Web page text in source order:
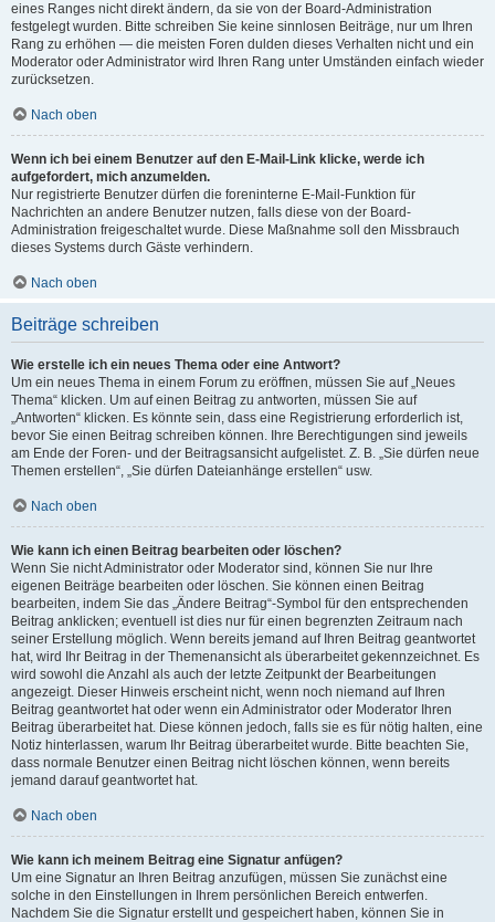
eines Ranges nicht direkt ändern, da sie von der Board-Administration
festgelegt wurden. Bitte schreiben Sie keine sinnlosen Beiträge, nur um Ihren
Rang zu erhöhen — die meisten Foren dulden dieses Verhalten nicht und ein
Moderator oder Administrator wird Ihren Rang unter Umständen einfach wieder
zurücksetzen.
Nach oben
Wenn ich bei einem Benutzer auf den E-Mail-Link klicke, werde ich
aufgefordert, mich anzumelden.
Nur registrierte Benutzer dürfen die foreninterne E-Mail-Funktion für
Nachrichten an andere Benutzer nutzen, falls diese von der Board-
Administration freigeschaltet wurde. Diese Maßnahme soll den Missbrauch
dieses Systems durch Gäste verhindern.
Nach oben
Beiträge schreiben
Wie erstelle ich ein neues Thema oder eine Antwort?
Um ein neues Thema in einem Forum zu eröffnen, müssen Sie auf „Neues
Thema“ klicken. Um auf einen Beitrag zu antworten, müssen Sie auf
„Antworten“ klicken. Es könnte sein, dass eine Registrierung erforderlich ist,
bevor Sie einen Beitrag schreiben können. Ihre Berechtigungen sind jeweils
am Ende der Foren- und der Beitragsansicht aufgelistet. Z. B. „Sie dürfen neue
Themen erstellen“, „Sie dürfen Dateianhänge erstellen“ usw.
Nach oben
Wie kann ich einen Beitrag bearbeiten oder löschen?
Wenn Sie nicht Administrator oder Moderator sind, können Sie nur Ihre
eigenen Beiträge bearbeiten oder löschen. Sie können einen Beitrag
bearbeiten, indem Sie das „Ändere Beitrag“-Symbol für den entsprechenden
Beitrag anklicken; eventuell ist dies nur für einen begrenzten Zeitraum nach
seiner Erstellung möglich. Wenn bereits jemand auf Ihren Beitrag geantwortet
hat, wird Ihr Beitrag in der Themenansicht als überarbeitet gekennzeichnet. Es
wird sowohl die Anzahl als auch der letzte Zeitpunkt der Bearbeitungen
angezeigt. Dieser Hinweis erscheint nicht, wenn noch niemand auf Ihren
Beitrag geantwortet hat oder wenn ein Administrator oder Moderator Ihren
Beitrag überarbeitet hat. Diese können jedoch, falls sie es für nötig halten, eine
Notiz hinterlassen, warum Ihr Beitrag überarbeitet wurde. Bitte beachten Sie,
dass normale Benutzer einen Beitrag nicht löschen können, wenn bereits
jemand darauf geantwortet hat.
Nach oben
Wie kann ich meinem Beitrag eine Signatur anfügen?
Um eine Signatur an Ihren Beitrag anzufügen, müssen Sie zunächst eine
solche in den Einstellungen in Ihrem persönlichen Bereich entwerfen.
Nachdem Sie die Signatur erstellt und gespeichert haben, können Sie in